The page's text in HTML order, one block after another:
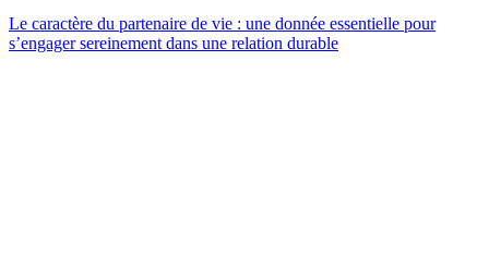
Le caractère du partenaire de vie : une donnée essentielle pour
s’engager sereinement dans une relation durable